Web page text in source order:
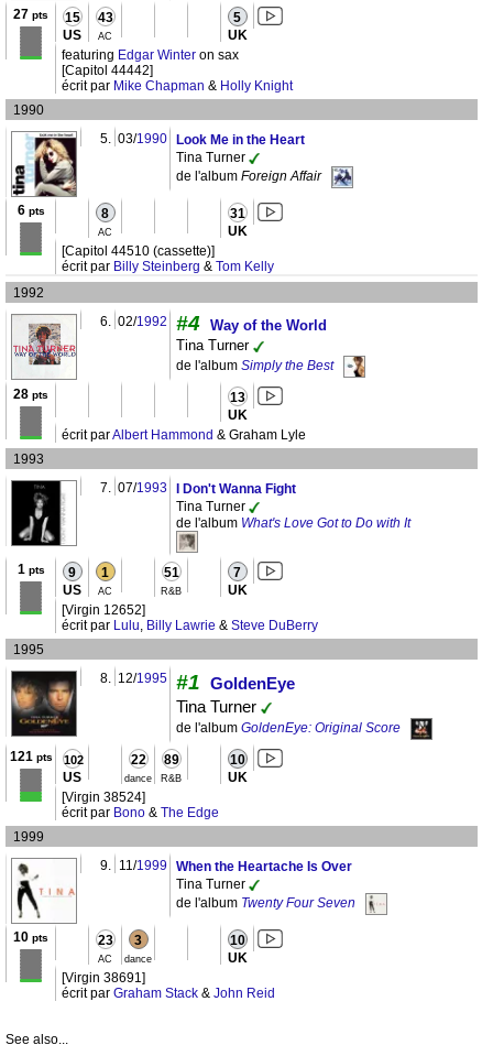
27 pts 15
US
43
AC
5
UK
featuring Edgar Winter on sax
[Capitol 44442]
écrit par Mike Chapman & Holly Knight
1990
5. 03/1990
Look Me in the Heart
Tina Turner
de l'album Foreign Affair
6pts 8
AC
31
UK
[Capitol 44510 (cassette)]
écrit par Billy Steinberg & Tom Kelly
1992
6. 02/1992 #4 Way of the World
Tina Turner
de l'album Simply the Best
28 pts 13
UK
écrit parAlbert Hammond & Graham Lyle
1993
7. 07/1993
I Don't Wanna Fight
Tina Turner
de l'album What's Love Got to Do with It
1 pts 9
US
1
AC
51
R&B
7
UK
[Virgin 12652]
écrit par Lulu, Billy Lawrie & Steve DuBerry
1995
8. 12/1995 #1 GoldenEye
Tina Turner
de l'album GoldenEye: Original Score
121 pts
102
US
22
dance
89
R&B
10
UK
[Virgin 38524]
écrit par Bono & The Edge
1999
9. 11/1999
When the Heartache Is Over
Tina Turner
de l'album Twenty Four Seven
10 pts 23
AC
3
dance
10
UK
[Virgin 38691]
écrit par Graham Stack & John Reid
See also...